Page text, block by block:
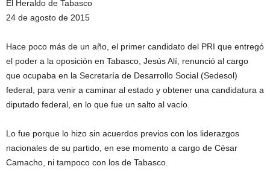
El Heraldo de Tabasco
24 de agosto de 2015
Hace poco más de un año, el primer candidato del PRI que entregó
el poder a la oposición en Tabasco, Jesús Alí, renunció al cargo
que ocupaba en la Secretaría de Desarrollo Social (Sedesol)
federal, para venir a caminar al estado y obtener una candidatura a
diputado federal, en lo que fue un salto al vacío.
Lo fue porque lo hizo sin acuerdos previos con los liderazgos
nacionales de su partido, en ese momento a cargo de César
Camacho, ni tampoco con los de Tabasco.